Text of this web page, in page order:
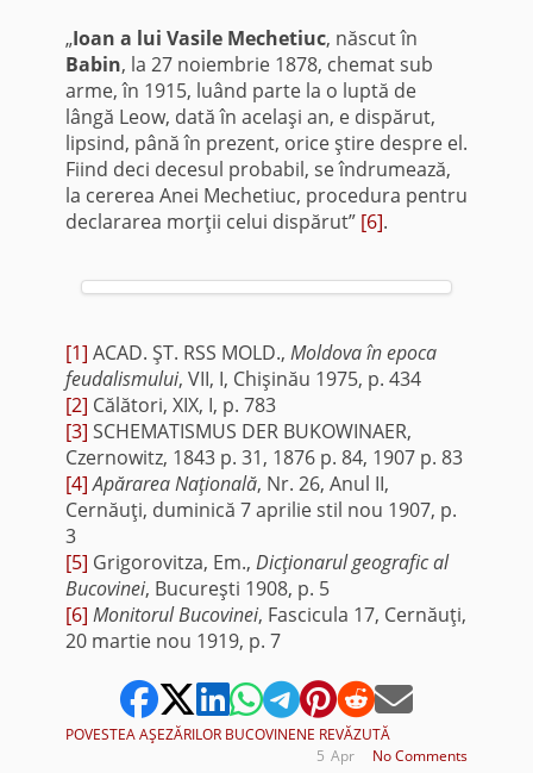
„Ioan a lui Vasile Mechetiuc, născut în
Babin, la 27 noiembrie 1878, chemat sub
arme, în 1915, luând parte la o luptă de
lângă Leow, dată în acelaşi an, e dispărut,
lipsind, până în prezent, orice ştire despre el.
Fiind deci decesul probabil, se îndrumează,
la cererea Anei Mechetiuc, procedura pentru
declararea morţii celui dispărut” [6].
[1] ACAD. ŞT. RSS MOLD., Moldovaîn epoca
feudalismului, VII, I, Chişinău 1975, p. 434
[2] Călători, XIX, I, p. 783
[3] SCHEMATISMUS DER BUKOWINAER,
Czernowitz, 1843 p. 31, 1876 p. 84, 1907 p. 83
[4] Apărarea Naţională, Nr. 26, Anul II,
Cernăuţi, duminică 7 aprilie stil nou 1907, p.
3
[5] Grigorovitza, Em., Dicţionarul geografic al
Bucovinei, Bucureşti 1908, p. 5
[6] Monitorul Bucovinei, Fascicula 17, Cernăuţi,
20 martie nou 1919, p. 7
POVESTEA AŞEZĂRILOR BUCOVINENE REVĂZUTĂ
No Comments
Apr
5